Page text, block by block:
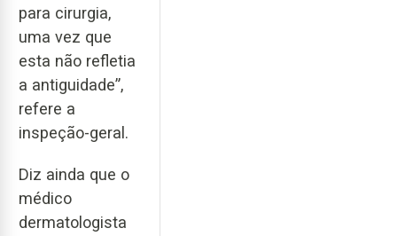
para cirurgia,
uma vez que
esta não refletia
a antiguidade”,
refere a
inspeção-geral.
Diz ainda que o
médico
dermatologista